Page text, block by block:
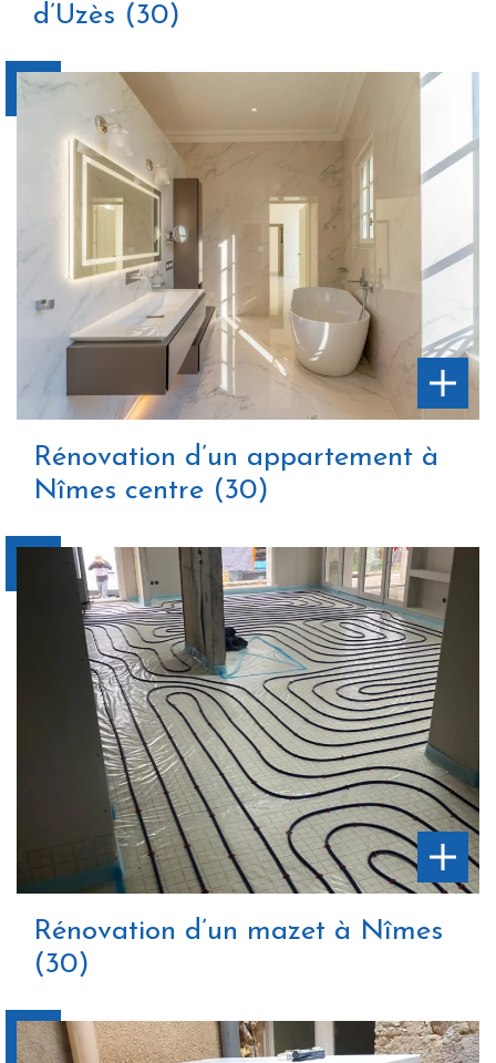
d’Uzès (30)
Rénovation d’un appartement à
Nîmes centre (30)
Rénovation d’un mazet à Nîmes
(30)